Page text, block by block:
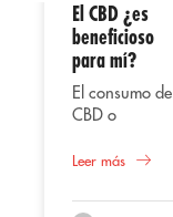
02
Abr
El CBD ¿es
beneficioso
para mí?
El consumo de
CBD o
representa
estudios una
Leer más